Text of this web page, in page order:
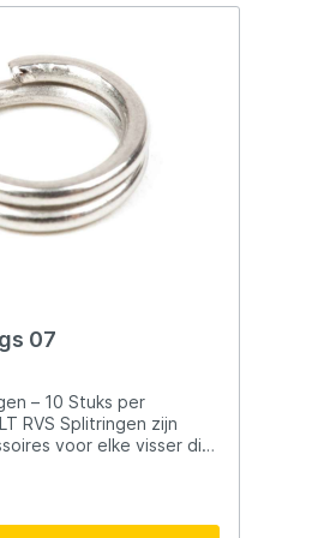
voorraad van deze
07
– 10 Stuks per
voor elke visser die
vervangt. Deze
en een goede sluiting,